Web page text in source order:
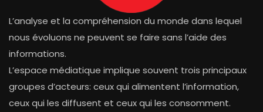
L’analyse et la compréhension du monde dans lequel
nous évoluons ne peuvent se faire sans l’aide des
informations.
L’espace médiatique implique souvent trois principaux
groupes d’acteurs: ceux qui alimentent l’information,
ceux qui les diffusent et ceux qui les consomment.